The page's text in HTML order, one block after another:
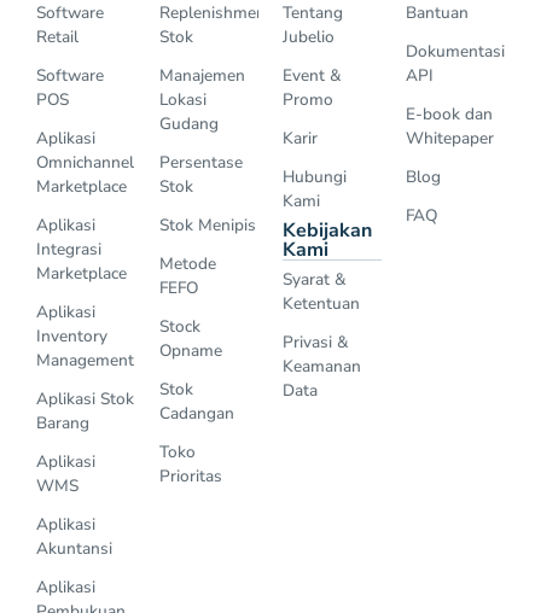
Software
Retail
Software
POS
Aplikasi
Omnichannel
Marketplace
Aplikasi
Integrasi
Marketplace
Aplikasi
Inventory
Management
Aplikasi Stok
Barang
Aplikasi
WMS
Aplikasi
Akuntansi
Aplikasi
Replenishment
Stok
Manajemen
Lokasi
Gudang
Persentase
Stok
Stok Menipis
Metode
FEFO
Stock
Opname
Stok
Cadangan
Toko
Prioritas
Tentang
Jubelio
Event &
Promo
Karir
Hubungi
Kami
Kebijakan
Kami
Syarat &
Ketentuan
Privasi &
Keamanan
Data
Bantuan
Dokumentasi
API
E-book dan
Whitepaper
Blog
FAQ